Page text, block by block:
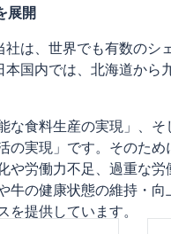
展開
は、世界でも有数のシ
国内では、北海道から
な食料生産の実現」、
の実現」です。そのた
や労働力不足、過重な
牛の健康状態の維持・
提供しています。